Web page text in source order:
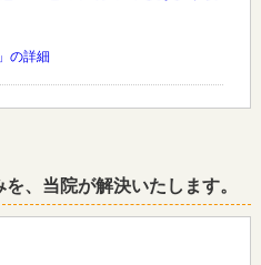
の詳細
、当院が解決いたします。